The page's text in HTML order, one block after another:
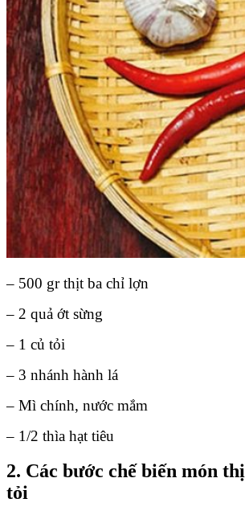
– 500 gr thịt ba chỉ lợn
– 2 quả ớt sừng
– 1 củ tỏi
– 3 nhánh hành lá
– Mì chính, nước mắm
– 1/2 thìa hạt tiêu
2. Các bước chế biến món
tỏi